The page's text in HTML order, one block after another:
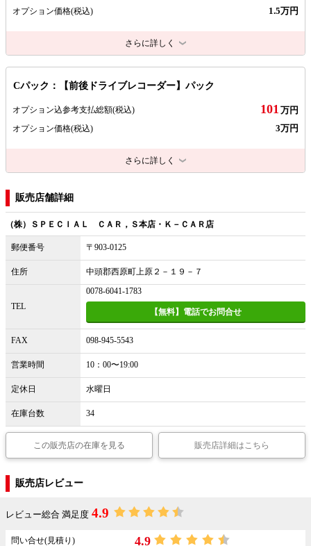
オプション価格(税込) 1.5万円
さらに詳しく
Cパック：【前後ドライブレコーダー】パック
オプション込参考支払総額(税込) 101 万円
オプション価格(税込) 3万円
さらに詳しく
販売店舗詳細
（株）ＳＰＥＣＩＡＬ ＣＡＲ，Ｓ本店・Ｋ－ＣＡＲ店
郵便番号 〒903-0125
住所 中頭郡西原町上原２－１９－７
TEL
0078-6041-1783
【無料】電話でお問合せ
FAX 098-945-5543
営業時間 10：00〜19:00
定休日 水曜日
在庫台数 34
この販売店の在庫を見る 販売店詳細はこちら
販売店レビュー
レビュー総合 満足度 4.9
問い合せ(見積り) 4.9